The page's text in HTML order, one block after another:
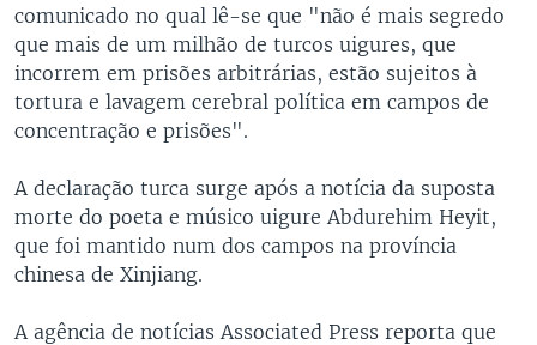
comunicado no qual lê-se que "não é mais segredo
que mais de um milhão de turcos uigures, que
incorrem em prisões arbitrárias, estão sujeitos à
tortura e lavagem cerebral política em campos de
concentração e prisões".
A declaração turca surge após a notícia da suposta
morte do poeta e músico uigure Abdurehim Heyit,
que foi mantido num dos campos na província
chinesa de Xinjiang.
A agência de notícias Associated Press reporta que